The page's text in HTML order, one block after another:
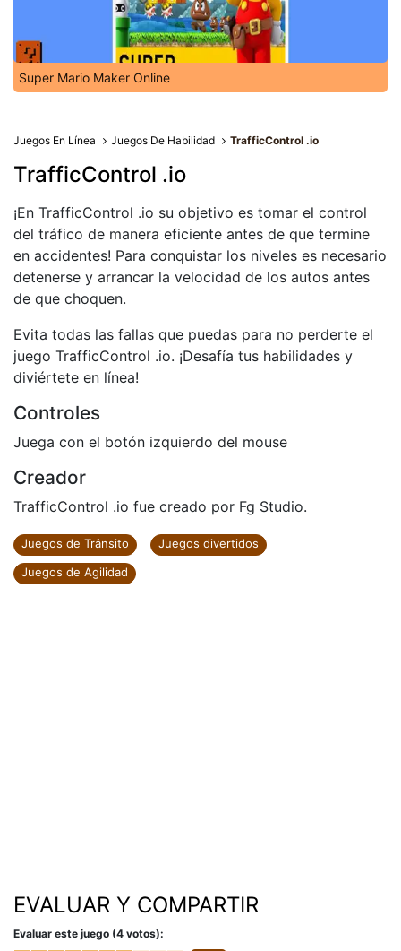
Super Mario Maker Online
Juegos En Línea Juegos De Habilidad TrafficControl .io
TrafficControl .io
¡En TrafficControl .io su objetivo es tomar el control
del tráfico de manera eficiente antes de que termine
en accidentes! Para conquistar los niveles es necesario
detenerse y arrancar la velocidad de los autos antes
de que choquen.
Evita todas las fallas que puedas para no perderte el
juego TrafficControl .io. ¡Desafía tus habilidades y
diviértete en línea!
Controles
Juega con el botón izquierdo del mouse
Creador
TrafficControl .io fue creado por Fg Studio.
Juegos de Trânsito
Juegos divertidos
Juegos de Agilidad
EVALUAR Y COMPARTIR
Evaluar este juego (4 votos):